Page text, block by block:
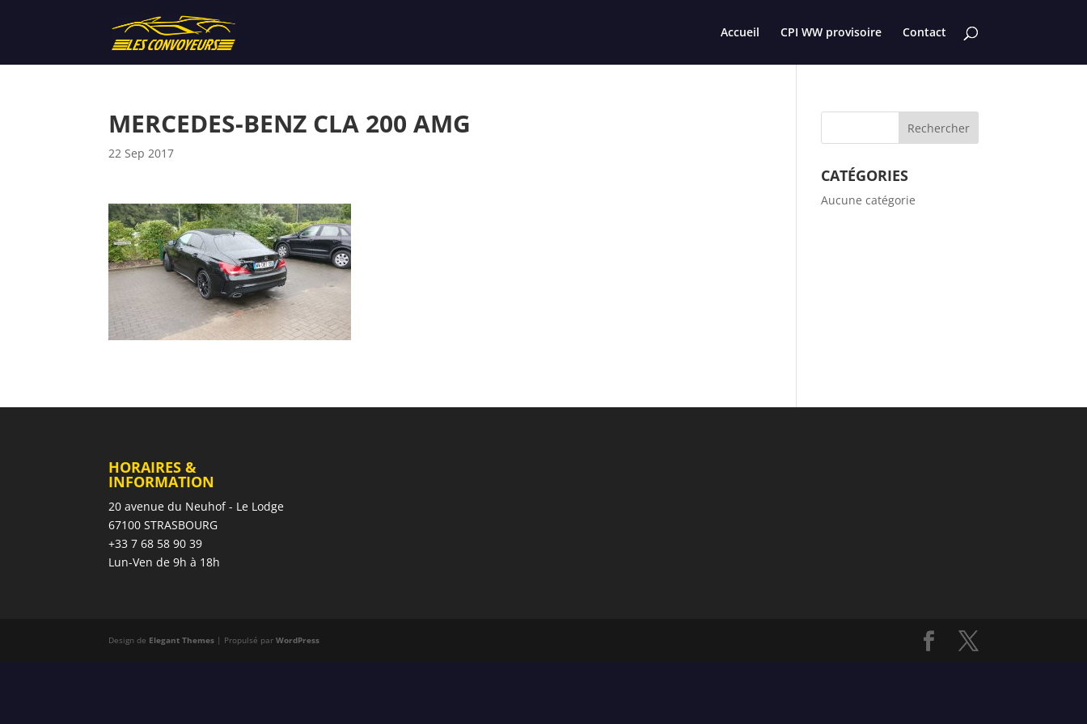
Accueil CPI WW provisoire Contact
MERCEDES-BENZ CLA 200 AMG
22 Sep 2017
CATÉGORIES
Aucune catégorie
HORAIRES &
INFORMATION
20 avenue du Neuhof - Le Lodge
67100 STRASBOURG
+33 7 68 58 90 39
Lun-Ven de 9h à 18h
Design de Elegant Themes | Propulsé parWordPress